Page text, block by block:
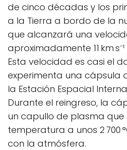
de cinco décadas y los
a la Tierra a bordo de la
que alcanzará una
aproximadamente 11 km
Esta velocidad es casi el
experimenta una cápsula
la Estación Espacial
Durante el reingreso, la
un capullo de plasma que
temperatura a unos 2 700
con la atmósfera.